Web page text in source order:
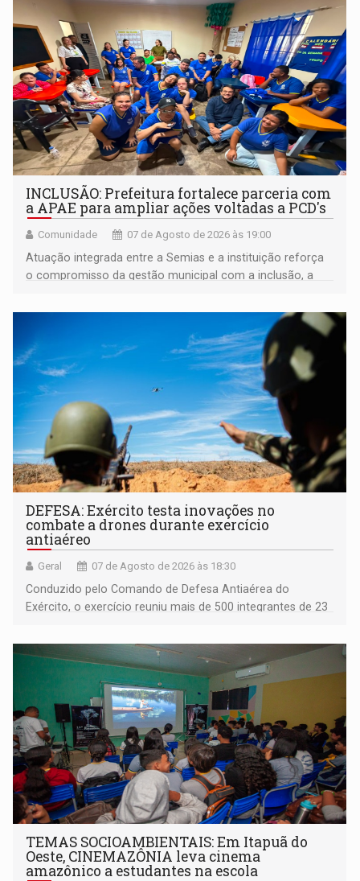
INCLUSÃO: Prefeitura fortalece parceria com
a APAE para ampliar ações voltadas a PCD's
Comunidade 07 de Agosto de 2026 às 19:00
Atuação integrada entre a Semias e a instituição reforça
o compromisso da gestão municipal com a inclusão, a
DEFESA: Exército testa inovações no
combate a drones durante exercício
antiaéreo
Geral 07 de Agosto de 2026 às 18:30
Conduzido pelo Comando de Defesa Antiaérea do
Exército, o exercício reuniu mais de 500 integrantes de 23
TEMAS SOCIOAMBIENTAIS: Em Itapuã do
Oeste, CINEMAZÔNIA leva cinema
amazônico a estudantes na escola